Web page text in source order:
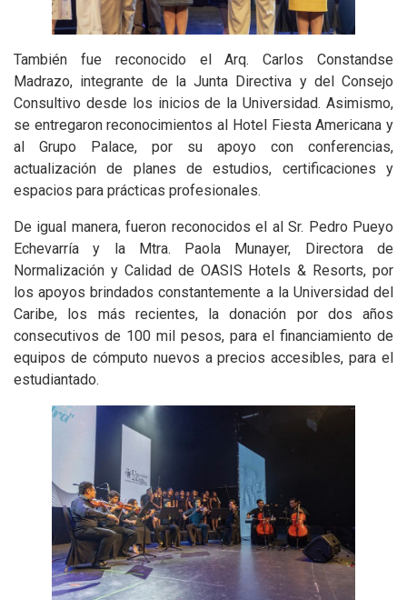
También fue reconocido el Arq. Carlos Constandse
Madrazo, integrante de la Junta Directiva y del Consejo
Consultivo desde los inicios de la Universidad. Asimismo,
se entregaron reconocimientos al Hotel Fiesta Americana y
al Grupo Palace, por su apoyo con conferencias,
actualización de planes de estudios, certificaciones y
espacios para prácticas profesionales.
De igual manera, fueron reconocidos el al Sr. Pedro Pueyo
Echevarría y la Mtra. Paola Munayer, Directora de
Normalización y Calidad de OASIS Hotels & Resorts, por
los apoyos brindados constantemente a la Universidad del
Caribe, los más recientes, la donación por dos años
consecutivos de 100 mil pesos, para el financiamiento de
equipos de cómputo nuevos a precios accesibles, para el
estudiantado.